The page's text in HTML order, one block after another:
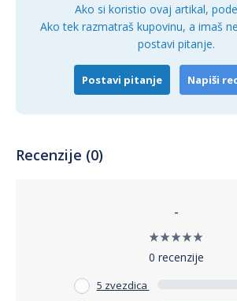
Ako si koristio ovaj artikal,
Ako tek razmatraš kupovinu, a imaš
postavi pitanje.
Postavi pitanje Napiši
Recenzije (0)
-
0 recenzije
5 zvezdica